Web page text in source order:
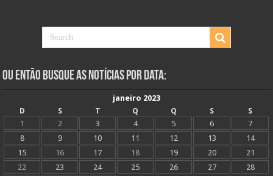
Ou Então Busque as Notícias Por Data:
janeiro 2023
D
S T Q Q S
S
1
2 3 4 5 6
7
8
9 10 11 12 13
14
15
16 17 18 19 20
21
22
23 24 25 26 27
28